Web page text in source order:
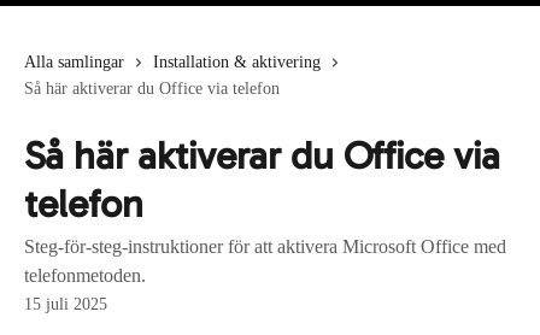
Alla samlingar
Installation & aktivering
Så här aktiverar du Office via telefon
Så här aktiverar du Office via
telefon
Steg-för-steg-instruktioner för att aktivera Microsoft Office med
telefonmetoden.
15 juli 2025